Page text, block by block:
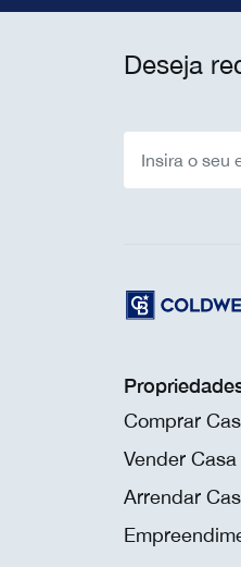
Deseja
Comprar
Vender Casa
Arrendar